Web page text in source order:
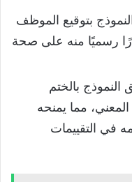
بتوقيع الموظف
رسميًا منه على صحة
النموذج بالختم
مما يمنحه
في التقييمات